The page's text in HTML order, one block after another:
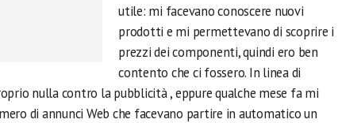
utile: mi facevano conoscere nuovi
prodotti e mi permettevano di scoprire i
prezzi dei componenti, quindi ero ben
contento che ci fossero. In linea di
nulla contro la pubblicità , eppure qualche mese fa mi
di annunci Web che facevano partire in automatico un